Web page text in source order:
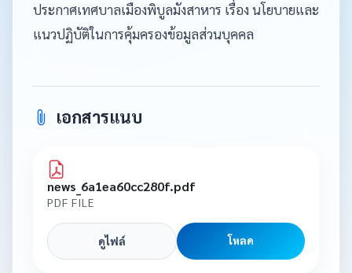
ประกาศเทศบาลเมืองพิบูลมังสาหาร เรื่อง นโยบายและ
แนวปฏิบัติในการคุ้มครองข้อมูลส่วนบุคคล
เอกสารแนบ
news_6a1ea60cc280f.pdf
PDF FILE
ดูไฟล์ โหลด